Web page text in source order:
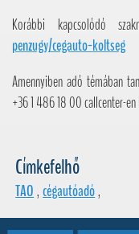
Korábbi kapcsolódó
penzugy/cegauto-koltseg
Amennyiben adó témában
+36 1 486 18 00 callcenter-en
Címkefelhő
TAO,cégautóadó,